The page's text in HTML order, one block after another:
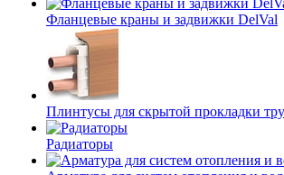
Фланцевые краны и задвижки DelVal
Плинтусы для скрытой прокладки
Радиаторы